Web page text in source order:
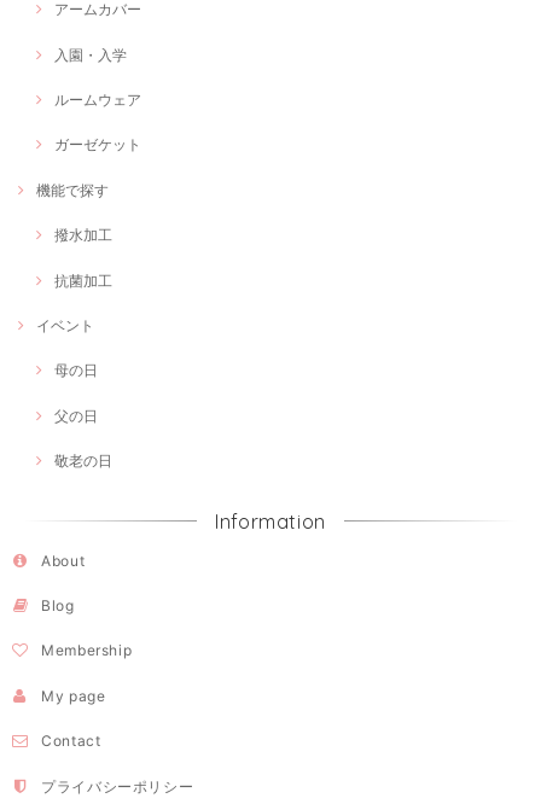
アームカバー
入園・入学
ルームウェア
ガーゼケット
機能で探す
撥水加工
抗菌加工
イベント
母の日
父の日
敬老の日
Information
About
Blog
Membership
My page
Contact
プライバシーポリシー